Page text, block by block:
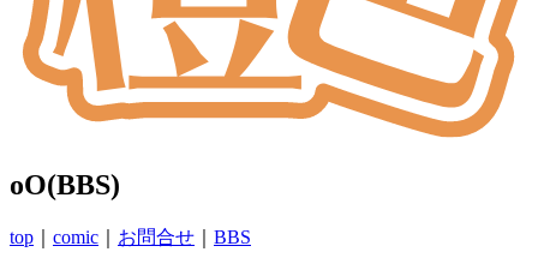
oO(BBS)
top comic お問合せ BBS